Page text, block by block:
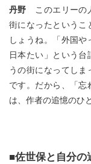
丹野 このエリーの
街になったというこ
しょうね。「外国
日本たい」という
うの街になってし
です。だから、「
は、作者の追憶のひ
■佐世保と自分の